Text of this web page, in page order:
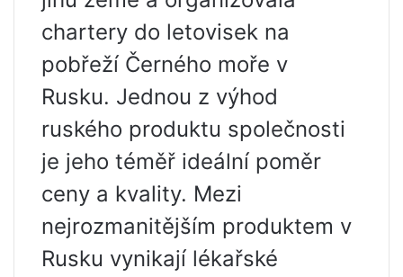
chartery do letovisek na
pobřeží Černého moře v
Rusku. Jednou z výhod
ruského produktu společnosti
je jeho téměř ideální poměr
ceny a kvality. Mezi
nejrozmanitějším produktem v
Rusku vynikají lékařské